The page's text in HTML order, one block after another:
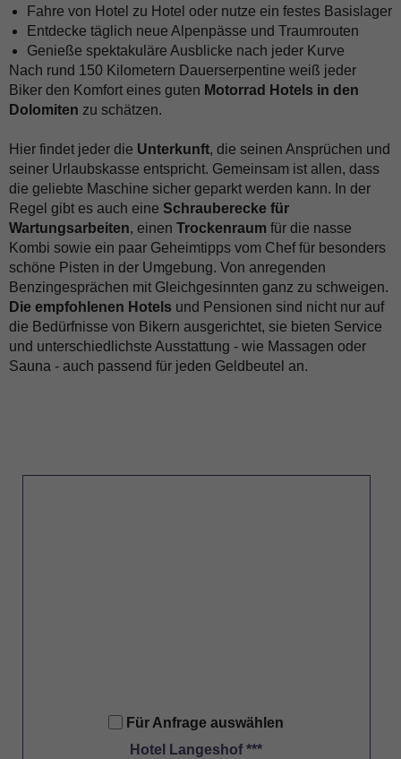
Fahre von Hotel zu Hotel oder nutze ein festes Basislager
Entdecke täglich neue Alpenpässe und Traumrouten
Genieße spektakuläre Ausblicke nach jeder Kurve
Nach rund 150 Kilometern Dauerserpentine weiß jeder
Biker den Komfort eines guten Motorrad Hotels in den
Dolomiten zu schätzen.
Hier findet jeder die Unterkunft, die seinen Ansprüchen und
seiner Urlaubskasse entspricht. Gemeinsam ist allen, dass
die geliebte Maschine sicher geparkt werden kann. In der
Regel gibt es auch eine Schrauberecke für
Wartungsarbeiten, einen Trockenraum für die nasse
Kombi sowie ein paar Geheimtipps vom Chef für besonders
schöne Pisten in der Umgebung. Von anregenden
Benzingesprächen mit Gleichgesinnten ganz zu schweigen.
Die empfohlenen Hotels und Pensionen sind nicht nur auf
die Bedürfnisse von Bikern ausgerichtet, sie bieten Service
und unterschiedlichste Ausstattung - wie Massagen oder
Sauna - auch passend für jeden Geldbeutel an.
Für Anfrage auswählen
Hotel Langeshof ***